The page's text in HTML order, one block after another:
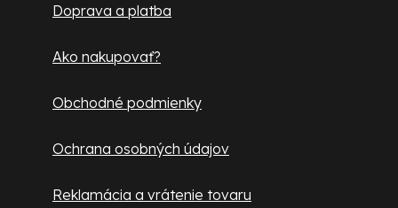
Doprava a platba
Ako nakupovať?
Obchodné podmienky
Ochrana osobných údajov
Reklamácia a vrátenie tovaru